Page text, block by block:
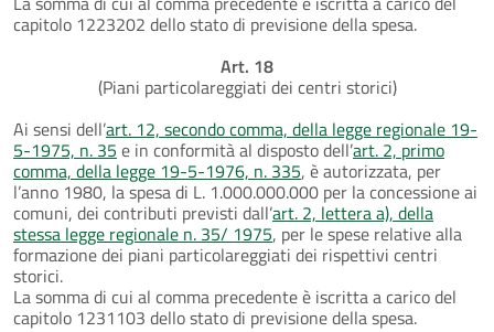
capitolo 1223202 dello stato di previsione della spesa.
Art. 18
(Piani particolareggiati dei centri storici)
Ai sensi dell’art. 12, secondo comma, della legge regionale 19-
5-1975, n. 35 e in conformità al disposto dell’art. 2, primo
comma, della legge 19-5-1976, n. 335, è autorizzata, per
l’anno 1980, la spesa di L. 1.000.000.000 per la concessione ai
comuni, dei contributi previsti dall’art. 2, lettera a), della
stessa legge regionale n. 35/ 1975, per le spese relative alla
formazione dei piani particolareggiati dei rispettivi centri
storici.
La somma di cui al comma precedente è iscritta a carico del
capitolo 1231103 dello stato di previsione della spesa.